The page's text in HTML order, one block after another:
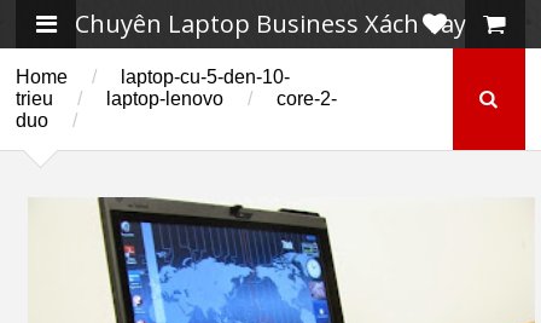
Chuyên Laptop Business Xách Tay
Home /
laptop-cu-5-den-10-
trieu
/ laptop-lenovo /
core-2-
duo
/